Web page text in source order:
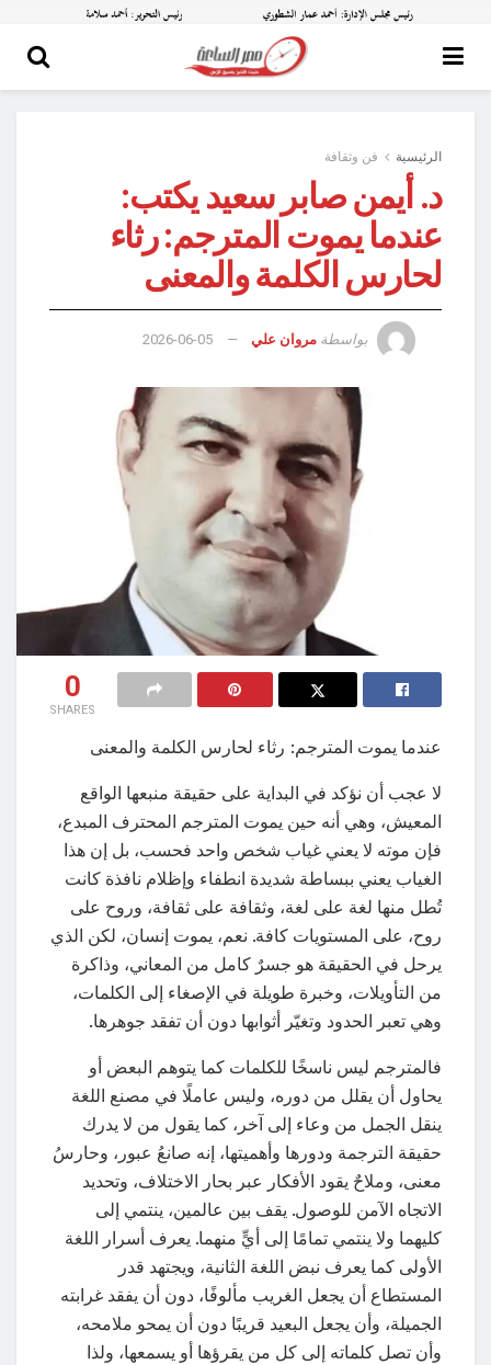
الرئيسية فن وثقافة
د. أيمن صابر سعيد يكتب:
عندما يموت المترجم: رثاء
لحارس الكلمة والمعنى
بواسطة مروان علي 2026-06-05
0
SHARES
عندما يموت المترجم: رثاء لحارس الكلمة والمعنى
لا عجب أن نؤكد في البداية على حقيقة منبعها الواقع
المعيش، وهي أنه حين يموت المترجم المحترف المبدع،
فإن موته لا يعني غياب شخص واحد فحسب، بل إن هذا
الغياب يعني ببساطة شديدة انطفاء وإظلام نافذة كانت
تُطل منها لغة على لغة، وثقافة على ثقافة، وروح على
روح، على المستويات كافة. نعم، يموت إنسان، لكن الذي
يرحل في الحقيقة هو جسرٌ كامل من المعاني، وذاكرة
من التأويلات، وخبرة طويلة في الإصغاء إلى الكلمات،
وهي تعبر الحدود وتغيّر أثوابها دون أن تفقد جوهرها.
فالمترجم ليس ناسخًا للكلمات كما يتوهم البعض أو
يحاول أن يقلل من دوره، وليس عاملًا في مصنع اللغة
ينقل الجمل من وعاء إلى آخر، كما يقول من لا يدرك
حقيقة الترجمة ودورها وأهميتها، إنه صانعُ عبور، وحارسُ
معنى، وملاحٌ يقود الأفكار عبر بحار الاختلاف، وتحديد
الاتجاه الآمن للوصول. يقف بين عالمين، ينتمي إلى
كليهما ولا ينتمي تمامًا إلى أيٍّ منهما. يعرف أسرار اللغة
الأولى كما يعرف نبض اللغة الثانية، ويجتهد قدر
المستطاع أن يجعل الغريب مألوفًا، دون أن يفقد غرابته
الجميلة، وأن يجعل البعيد قريبًا دون أن يمحو ملامحه،
وأن تصل كلماته إلى كل من يقرؤها أو يسمعها، ولذا